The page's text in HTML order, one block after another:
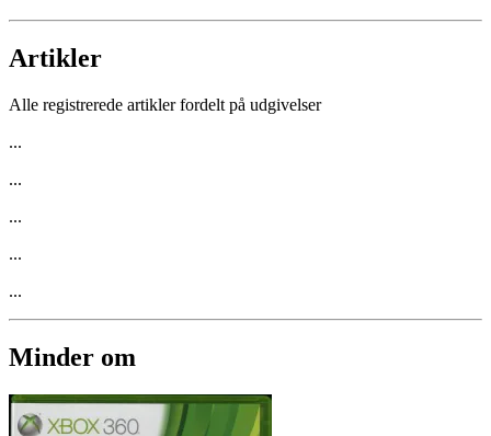
Artikler
Alle registrerede artikler fordelt på udgivelser
...
...
...
...
...
Minder om